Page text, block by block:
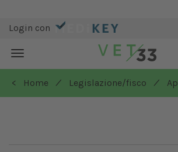
Login con
Toggle
navigation
< Home
/ Legislazione/fisco /